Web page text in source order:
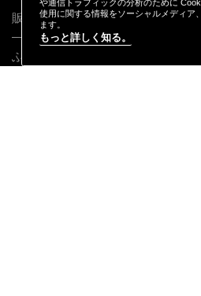
販売終了製品
ふるさと納税
や通信トラフィックの分析のために
使用に関する情報をソーシャルメディア
ます。
もっと詳しく知る。